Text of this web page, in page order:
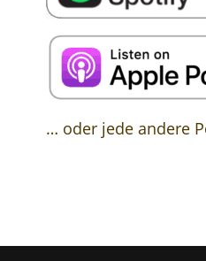
… oder jede andere